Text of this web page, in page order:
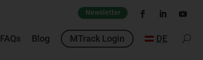
Newsletter
FAQs Blog MTrack Login DE